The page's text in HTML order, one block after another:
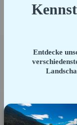
Entdecke